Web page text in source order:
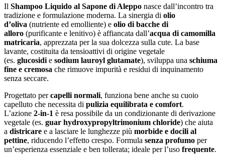
Il Shampoo Liquido al Sapone di Aleppo nasce dall’incontro tra
tradizione e formulazione moderna. La sinergia di olio
d’oliva (nutriente ed emolliente) e olio di bacche di
alloro (purificante e lenitivo) è affiancata dall’acqua di camomilla
matricaria, apprezzata per la sua dolcezza sulla cute. La base
lavante, costituita da tensioattivi di origine vegetale
(es. glucosidi e sodium lauroyl glutamate), sviluppa una schiuma
fine e cremosa che rimuove impurità e residui di inquinamento
senza seccare.
Progettato percapelli normali, funziona bene anche su cuoio
capelluto che necessita di pulizia equilibrata e comfort.
L’azione 2-in-1 è resa possibile da un condizionante di derivazione
vegetale (es. guar hydroxypropyltrimonium chloride) che aiuta
a districare e a lasciare le lunghezze più morbide e docili al
pettine, riducendo l’effetto crespo. Formula senza profumo per
un’esperienza essenziale e ben tollerata; ideale per l’uso frequente.